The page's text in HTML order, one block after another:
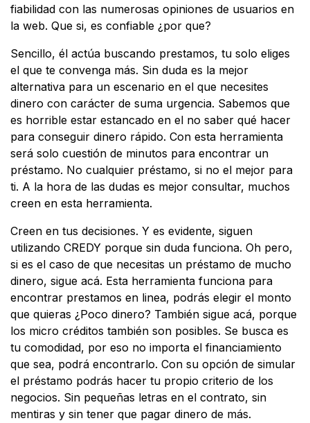
fiabilidad con las numerosas opiniones de usuarios en
la web. Que si, es confiable ¿por que?
Sencillo, él actúa buscando prestamos, tu solo eliges
el que te convenga más. Sin duda es la mejor
alternativa para un escenario en el que necesites
dinero con carácter de suma urgencia. Sabemos que
es horrible estar estancado en el no saber qué hacer
para conseguir dinero rápido. Con esta herramienta
será solo cuestión de minutos para encontrar un
préstamo. No cualquier préstamo, si no el mejor para
ti. A la hora de las dudas es mejor consultar, muchos
creen en esta herramienta.
Creen en tus decisiones. Y es evidente, siguen
utilizando CREDY porque sin duda funciona. Oh pero,
si es el caso de que necesitas un préstamo de mucho
dinero, sigue acá. Esta herramienta funciona para
encontrar prestamos en linea, podrás elegir el monto
que quieras ¿Poco dinero? También sigue acá, porque
los micro créditos también son posibles. Se busca es
tu comodidad, por eso no importa el financiamiento
que sea, podrá encontrarlo. Con su opción de simular
el préstamo podrás hacer tu propio criterio de los
negocios. Sin pequeñas letras en el contrato, sin
mentiras y sin tener que pagar dinero de más.